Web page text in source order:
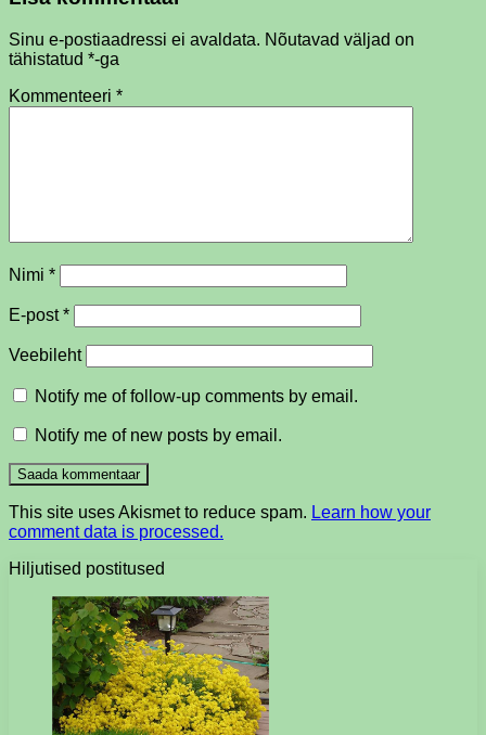
Sinu e-postiaadressi ei avaldata. Nõutavad väljad on
tähistatud *-ga
Kommenteeri *
Nimi *
E-post*
Veebileht
Notify me of follow-up comments by email.
Notify me of new posts by email.
This site uses Akismet to reduce spam. Learn how your
comment data is processed.
Hiljutised postitused